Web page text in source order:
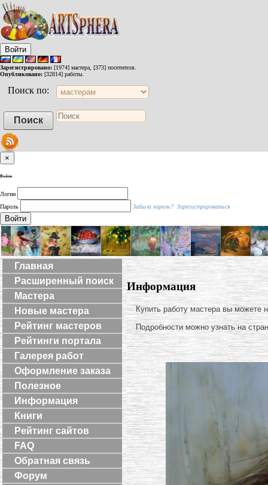
Войти
Зарегистрировано: [1974] мастера, [373] посетителя.
Опубликовано: [32814] работы.
Поиск по:
×
Войти
Логин
Пароль
Забыли пароль? Зарегистрироваться
Войти
Главная
Расширенный поиск
Мастера
Новые мастера
Рейтинг мастеров
Рейтинги портала
Галерея работ
Оформление заказа
Полезное
Информация
Книги
Рейтинг сайтов
FAQ
Обратная связь
Форум
Информация
Купить работу мастера вы можете
Подробности можно узнать на